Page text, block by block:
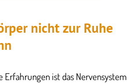
nicht zur Ruhe
ist das Nervensystem